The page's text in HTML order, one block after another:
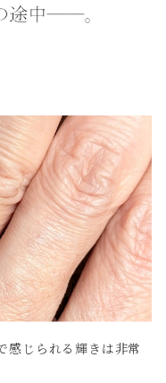
感じられる輝きは非常